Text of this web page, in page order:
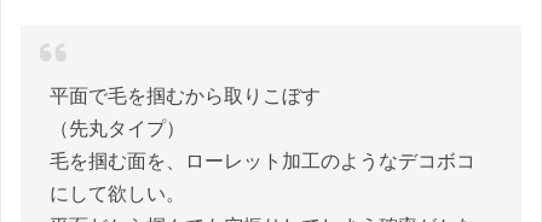
平面で毛を掴むから取りこぼす
（先丸タイプ）
毛を掴む面を、ローレット加工のようなデコボコ
にして欲しい。